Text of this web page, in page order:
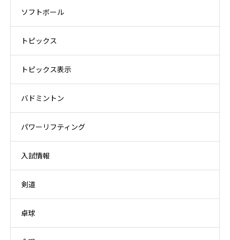
ソフトボール
トピックス
トピックス表示
バドミントン
パワーリフティング
入試情報
剣道
卓球